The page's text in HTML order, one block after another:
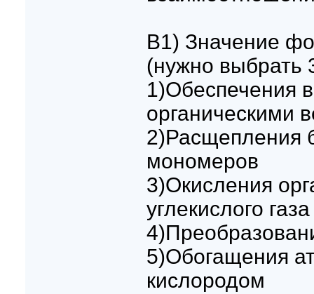
B1) Значение
(нужно выбрать
1)Обеспечения
органическими
2)Расщепления
мономеров
3)Окисления
углекислого
5)Обогащения
кислородом